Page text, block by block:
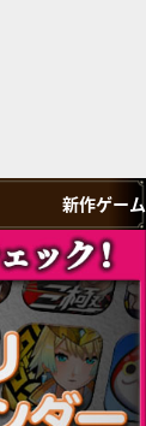
新作ゲーム